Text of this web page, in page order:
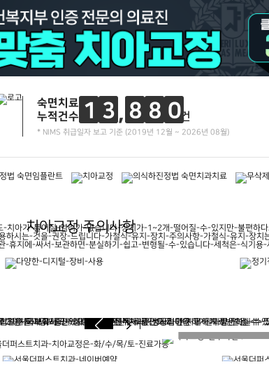
숙면치료
누적건수 1 3 8 8 0건
* NIMS 취급일자 보고 기준 (2019년 12월 ~ 2026년 08월)
치아교정 주의사항